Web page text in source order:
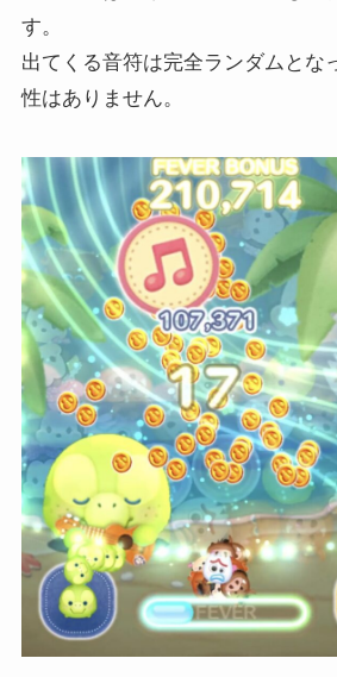
す。
出てくる音符は完全ランダムとな
性はありません。